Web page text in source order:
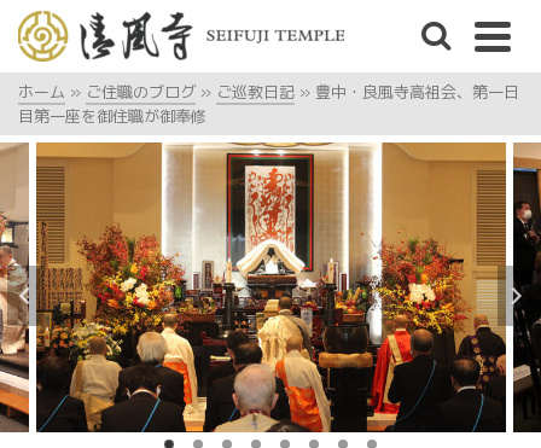
ホーム » ご住職のブログ » ご巡教日記 » 豊中・良風寺高祖会、第一日
目第一座を御住職が御奉修